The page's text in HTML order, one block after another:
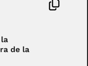
de la